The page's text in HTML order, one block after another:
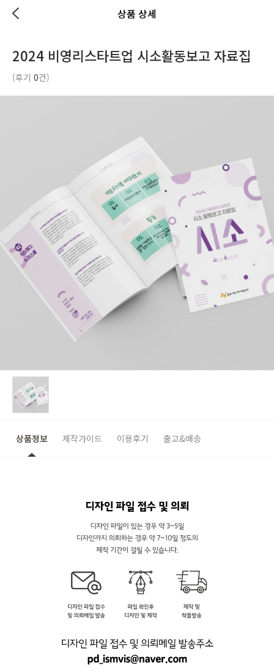
상품 상세
2024 비영리스타트업 시소활동보고 자료집
(후기 0건)
상품정보 제작가이드 이용후기 출고&배송